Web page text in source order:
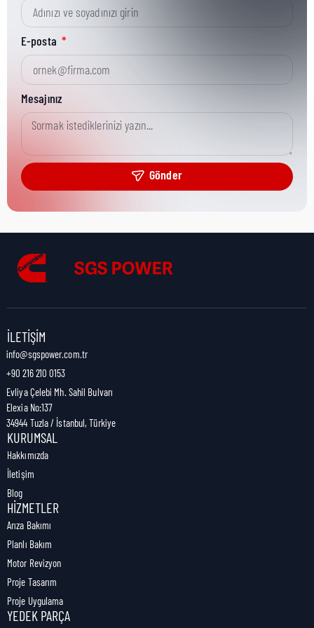
Kısa Parça No:
Ürün Grubu:
Ürün Kategorisi:
Nakliye Yüksekliği:
Nakliye Uzunluğu:
Nakliye Ağırlığı:
E-posta
Mesajınız
Gönder
İLETIŞIM
info@sgspower.com.tr
+90 216 210 0153
Evliya Çelebi Mh. Sahil Bulvarı
Elexia No:137
34944 Tuzla / İstanbul, Türkiye
KURUMSAL
Hakkımızda
İletişim
Blog
HIZMETLER
Arıza Bakımı
Planlı Bakım
Motor Revizyon
Proje Tasarım
Proje Uygulama
YEDEK PARÇA